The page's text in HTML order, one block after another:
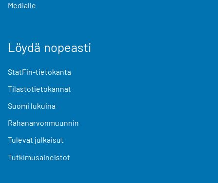
Medialle
Löydä nopeasti
StatFin-tietokanta
Tilastotietokannat
Suomi lukuina
Rahanarvonmuunnin
Tulevat julkaisut
Tutkimusaineistot